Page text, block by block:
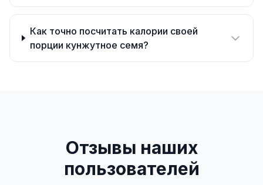
Как точно посчитать калории своей
порции кунжутное семя?
Отзывы наших
пользователей